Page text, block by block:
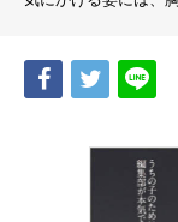
Share Tweet